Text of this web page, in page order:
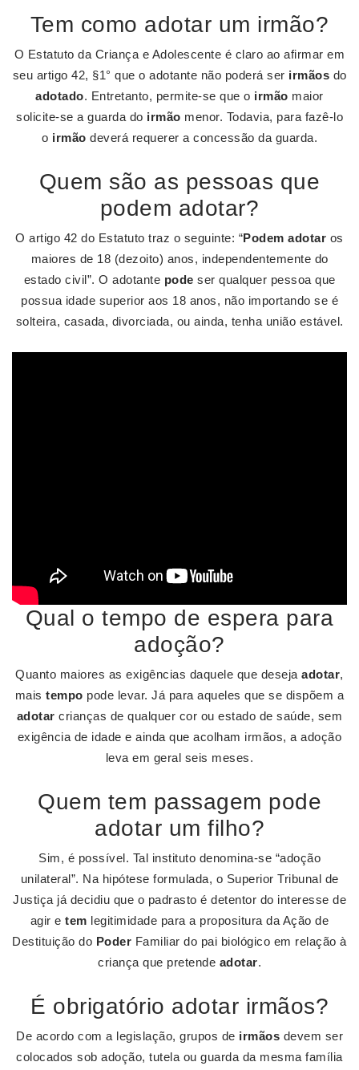
Tem como adotar um irmão?
O Estatuto da Criança e Adolescente é claro ao afirmar em
seu artigo 42, §1° que o adotante não poderá ser irmãos do
adotado. Entretanto, permite-se que o irmão maior
solicite-se a guarda do irmão menor. Todavia, para fazê-lo
o irmão deverá requerer a concessão da guarda.
Quem são as pessoas que
podem adotar?
O artigo 42 do Estatuto traz o seguinte: “Podem adotar os
maiores de 18 (dezoito) anos, independentemente do
estado civil”. O adotante pode ser qualquer pessoa que
possua idade superior aos 18 anos, não importando se é
solteira, casada, divorciada, ou ainda, tenha união estável.
Qual o tempo de espera para
adoção?
Quanto maiores as exigências daquele que desejaadotar,
maistempo pode levar. Já para aqueles que se dispõem a
adotar crianças de qualquer cor ou estado de saúde, sem
exigência de idade e ainda que acolham irmãos, a adoção
leva em geral seis meses.
Quem tem passagem pode
adotar um filho?
Sim, é possível. Tal instituto denomina-se “adoção
unilateral”. Na hipótese formulada, o Superior Tribunal de
Justiça já decidiu que o padrasto é detentor do interesse de
agir etem legitimidade para a propositura da Ação de
Destituição do Poder Familiar do pai biológico em relação à
criança que pretende adotar.
É obrigatório adotar irmãos?
De acordo com a legislação, grupos de irmãos devem ser
colocados sob adoção, tutela ou guarda da mesma família